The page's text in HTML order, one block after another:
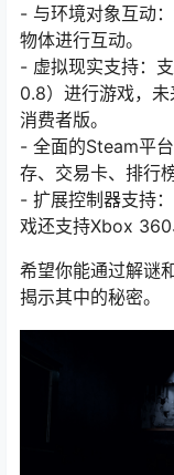
- 与环境对象互动
物体进行互动。
- 虚拟现实支持：
0.8）进行游戏，
消费者版。
- 全面的Steam平
存、交易卡、排行
- 扩展控制器支持
戏还支持Xbox 360
希望你能通过解谜
揭示其中的秘密。